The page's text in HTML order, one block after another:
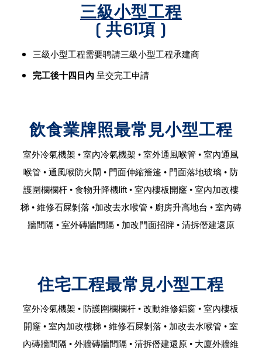
三級小型工程
( 共61項 )
三級小型工程需要聘請三級小型工程承建商
完工後十四日內 呈交完工申請
飲食業牌照最常見小型工程
室外冷氣機架 • 室內冷氣機架 • 室外通風喉管 • 室內通風
喉管 • 通風喉防火閘 • 門面伸縮簷篷 • 門面落地玻璃 • 防
護圍欄欄杆 • 食物升降機lift • 室內樓板開窿 • 室內加改樓
梯 • 維修石屎剝落 •加改去水喉管 • 廚房升高地台 • 室內磚
牆間隔 • 室外磚牆間隔 • 加改門面招牌 • 清拆僭建還原
住宅工程最常見小型工程
室外冷氣機架 • 防護圍欄欄杆 • 改動維修鋁窗 • 室內樓板
開窿 • 室內加改樓梯 • 維修石屎剝落 • 加改去水喉管 • 室
內磚牆間隔 • 外牆磚牆間隔 • 清拆僭建還原 • 大廈外牆維